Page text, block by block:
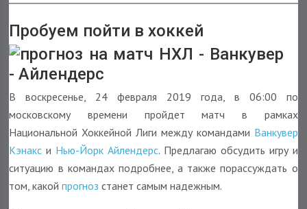
Пробуем пойти в хоккей
В воскресенье, 24 февраля 2019 года, в 06:00 по
московскому времени пройдет матч в рамках
Национальной Хоккейной Лиги между командами Ванкувер
Кэнакс и Нью-Йорк Айлендерс. Предлагаю обсудить игру и
ситуацию в командах подробнее, а также порассуждать о
том, какойпрогноз станет самым надежным.